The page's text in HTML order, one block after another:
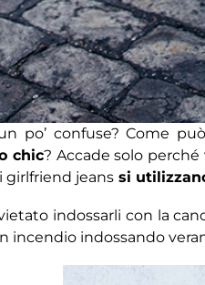
po’ confuse? Come può
chic? Accade solo
jeans si
indossarli con la
incendio indossando